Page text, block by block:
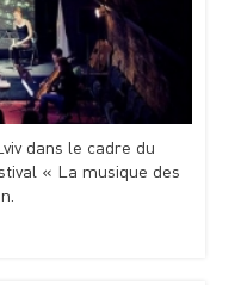
dans le cadre du
« La musique des